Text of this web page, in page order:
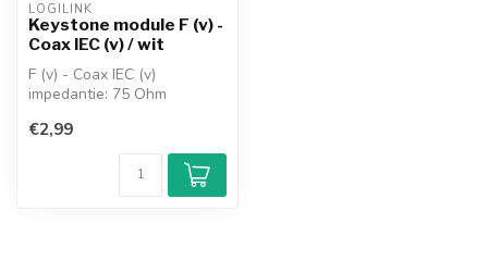
LOGILINK
Keystone module F (v) -
Coax IEC (v) / wit
F (v) - Coax IEC (v)
impedantie: 75 Ohm
afmetingen (BxHxD):...
€2,99